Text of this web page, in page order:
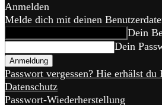
Anmelden
Melde dich mit deinen
Dein
Dein
Passwort vergessen? Hie erhälst du
Datenschutz
Passwort-Wiederherstellung